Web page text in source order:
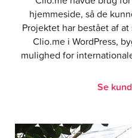
hjemmeside, så de
Projektet har bestået af
Clio.me i WordPress,
mulighed for
Se